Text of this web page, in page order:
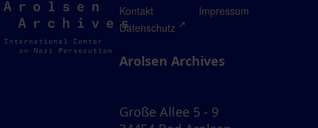
Arolsen
Archives
Kontakt
Impressum
Datenschutz
Arolsen Archives
Große Allee 5 - 9